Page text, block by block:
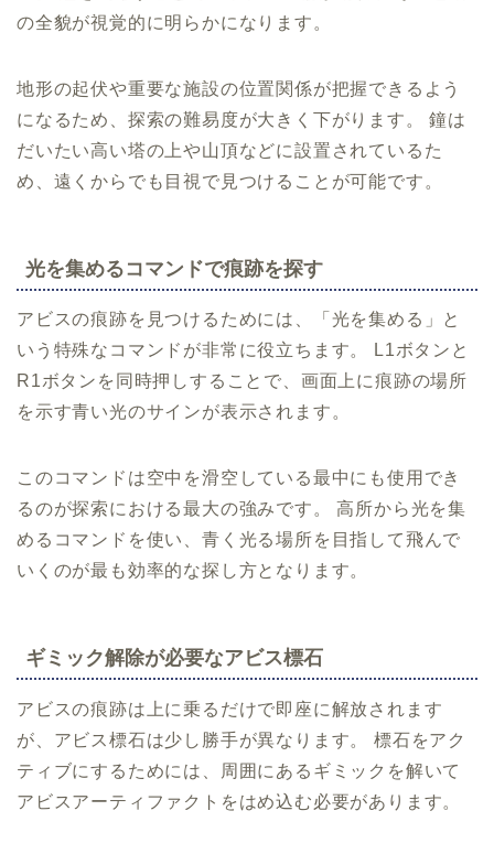
の全貌が視覚的に明らかになります。
地形の起伏や重要な施設の位置関係が把握できるよう
になるため、探索の難易度が大きく下がります。 鐘は
だいたい高い塔の上や山頂などに設置されているた
め、遠くからでも目視で見つけることが可能です。
光を集めるコマンドで痕跡を探す
アビスの痕跡を見つけるためには、「光を集める」と
いう特殊なコマンドが非常に役立ちます。 L1ボタンと
R1ボタンを同時押しすることで、画面上に痕跡の場所
を示す青い光のサインが表示されます。
このコマンドは空中を滑空している最中にも使用でき
るのが探索における最大の強みです。 高所から光を集
めるコマンドを使い、青く光る場所を目指して飛んで
いくのが最も効率的な探し方となります。
ギミック解除が必要なアビス標石
アビスの痕跡は上に乗るだけで即座に解放されます
が、アビス標石は少し勝手が異なります。 標石をアク
ティブにするためには、周囲にあるギミックを解いて
アビスアーティファクトをはめ込む必要があります。